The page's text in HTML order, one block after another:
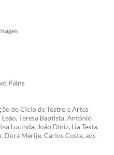
Pains
do Ciclo de Teatro e Artes
Teresa Baptista, António
Lucinda, João Diniz, Lia Testa,
Dora Merije, Carlos Costa, aos